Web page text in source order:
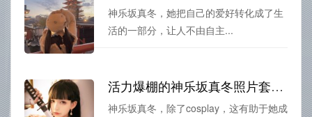
神乐坂真冬，她把自己的爱好转化成了生
活的一部分，让人不由自主...
活力爆棚的神乐坂真冬照片套，带你领略cosplay之美
神乐坂真冬，除了cosplay，这有助于她成